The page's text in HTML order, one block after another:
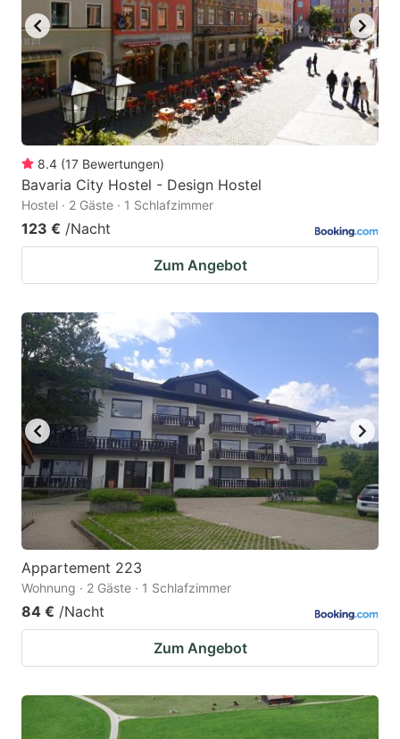
8.4 (17 Bewertungen)
Bavaria City Hostel - Design Hostel
Hostel · 2 Gäste · 1 Schlafzimmer
123 € /Nacht
Zum Angebot
Appartement 223
Wohnung · 2 Gäste · 1 Schlafzimmer
84 € /Nacht
Zum Angebot